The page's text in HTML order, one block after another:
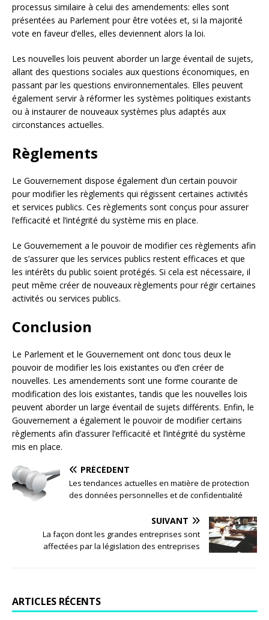
processus similaire à celui des amendements: elles sont
présentées au Parlement pour être votées et, si la majorité
vote en faveur d’elles, elles deviennent alors la loi.
Les nouvelles lois peuvent aborder un large éventail de sujets,
allant des questions sociales aux questions économiques, en
passant par les questions environnementales. Elles peuvent
également servir à réformer les systèmes politiques existants
ou à instaurer de nouveaux systèmes plus adaptés aux
circonstances actuelles.
Règlements
Le Gouvernement dispose également d’un certain pouvoir
pour modifier les règlements qui régissent certaines activités
et services publics. Ces règlements sont conçus pour assurer
l’efficacité et l’intégrité du système mis en place.
Le Gouvernement a le pouvoir de modifier ces règlements afin
de s’assurer que les services publics restent efficaces et que
les intérêts du public soient protégés. Si cela est nécessaire, il
peut même créer de nouveaux règlements pour régir certaines
activités ou services publics.
Conclusion
Le Parlement et le Gouvernement ont donc tous deux le
pouvoir de modifier les lois existantes ou d’en créer de
nouvelles. Les amendements sont une forme courante de
modification des lois existantes, tandis que les nouvelles lois
peuvent aborder un large éventail de sujets différents. Enfin, le
Gouvernement a également le pouvoir de modifier certains
règlements afin d’assurer l’efficacité et l’intégrité du système
mis en place.
PRÉCÉDENT
Les tendances actuelles en matière de protection
des données personnelles et de confidentialité
SUIVANT
La façon dont les grandes entreprises sont
affectées par la législation des entreprises
ARTICLES RÉCENTS